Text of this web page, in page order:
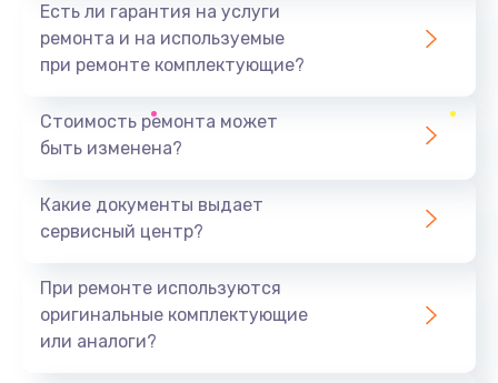
Есть ли гарантия на услуги
ремонта и на используемые
при ремонте комплектующие?
Стоимость ремонта может
быть изменена?
Какие документы выдает
сервисный центр?
При ремонте используются
оригинальные комплектующие
или аналоги?